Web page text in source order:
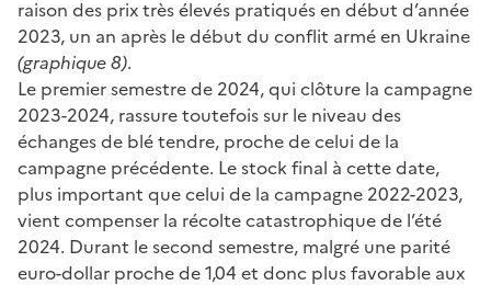
raison des prix très élevés pratiqués en début d’année
2023, un an après le début du conflit armé en Ukraine
(graphique 8).
Le premier semestre de 2024, qui clôture la campagne
2023-2024, rassure toutefois sur le niveau des
échanges de blé tendre, proche de celui de la
campagne précédente. Le stock final à cette date,
plus important que celui de la campagne 2022-2023,
vient compenser la récolte catastrophique de l’été
2024. Durant le second semestre, malgré une parité
euro-dollar proche de 1,04 et donc plus favorable aux